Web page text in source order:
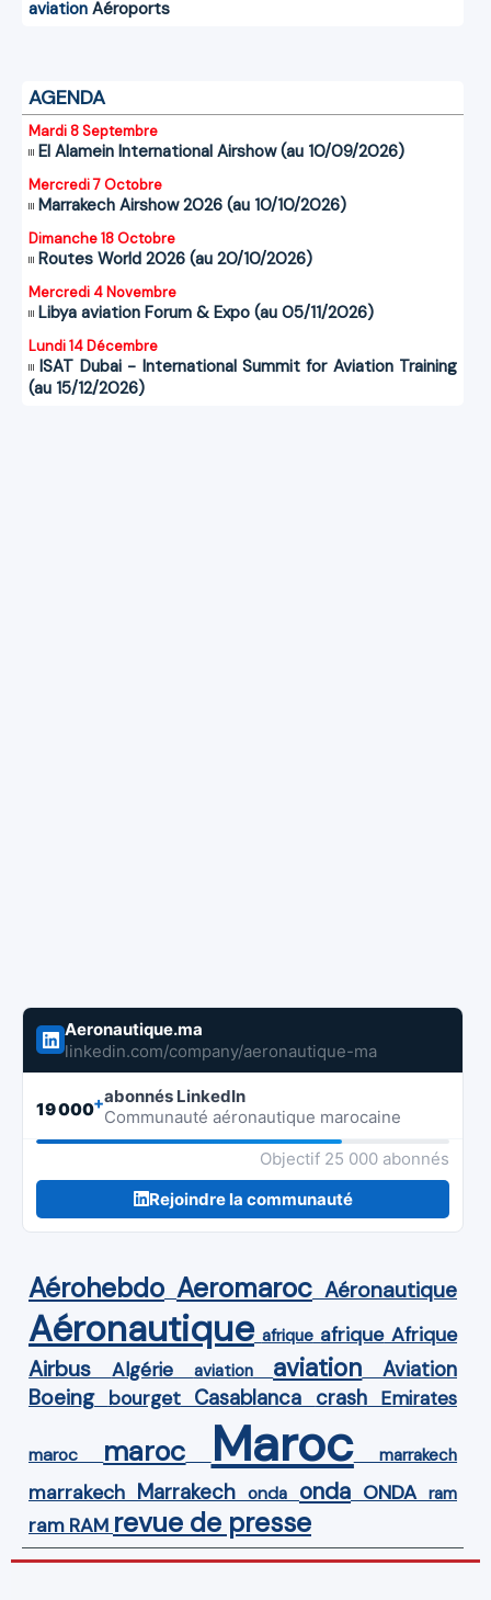
aviation Aéroports
AGENDA
Mardi 8 Septembre
El Alamein International Airshow (au 10/09/2026)
Mercredi 7 Octobre
Marrakech Airshow 2026 (au 10/10/2026)
Dimanche 18 Octobre
Routes World 2026 (au 20/10/2026)
Mercredi 4 Novembre
Libya aviation Forum & Expo (au 05/11/2026)
Lundi 14 Décembre
ISAT Dubai - International Summit for Aviation Training
(au 15/12/2026)
Aeronautique.ma
linkedin.com/company/aeronautique-ma
19 000+abonnés LinkedIn
Communauté aéronautique marocaine
Objectif 25 000 abonnés
Rejoindre la communauté
Aérohebdo Aeromaroc Aéronautique
Aéronautique afrique afrique Afrique
Airbus Algérie aviation aviation Aviation
Boeing bourget Casablanca crash Emirates
maroc maroc Maroc marrakech
marrakech Marrakech onda onda ONDA ram
ram RAM revue de presse